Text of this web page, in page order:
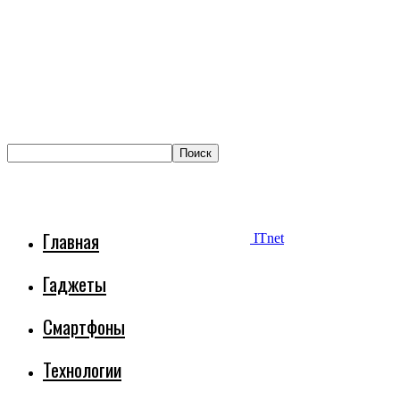
ITnet
Главная
Гаджеты
Смартфоны
Технологии